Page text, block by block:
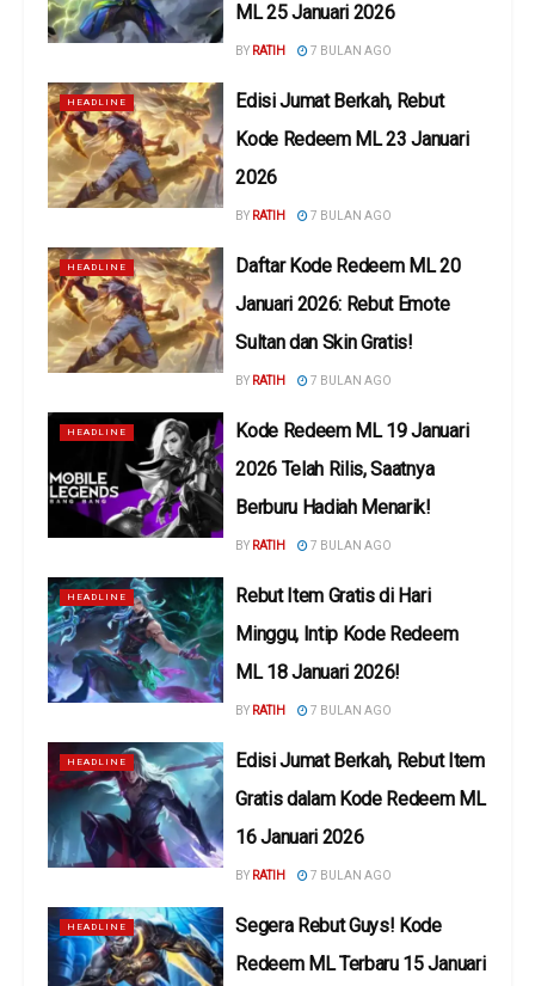
ML 25 Januari 2026
BY RATIH 7 BULAN AGO
HEADLINE
Edisi Jumat Berkah, Rebut
Kode Redeem ML 23 Januari
2026
BY RATIH 7 BULAN AGO
HEADLINE
Daftar Kode Redeem ML 20
Januari 2026: Rebut Emote
Sultan dan Skin Gratis!
BY RATIH 7 BULAN AGO
HEADLINE
Kode Redeem ML 19 Januari
2026 Telah Rilis, Saatnya
Berburu Hadiah Menarik!
BY RATIH 7 BULAN AGO
HEADLINE
Rebut Item Gratis di Hari
Minggu, Intip Kode Redeem
ML 18 Januari 2026!
BY RATIH 7 BULAN AGO
HEADLINE
Edisi Jumat Berkah, Rebut Item
Gratis dalam Kode Redeem ML
16 Januari 2026
BY RATIH 7 BULAN AGO
HEADLINE
Segera Rebut Guys! Kode
Redeem ML Terbaru 15 Januari